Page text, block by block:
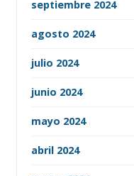
septiembre 2024
agosto 2024
julio 2024
junio 2024
mayo 2024
abril 2024